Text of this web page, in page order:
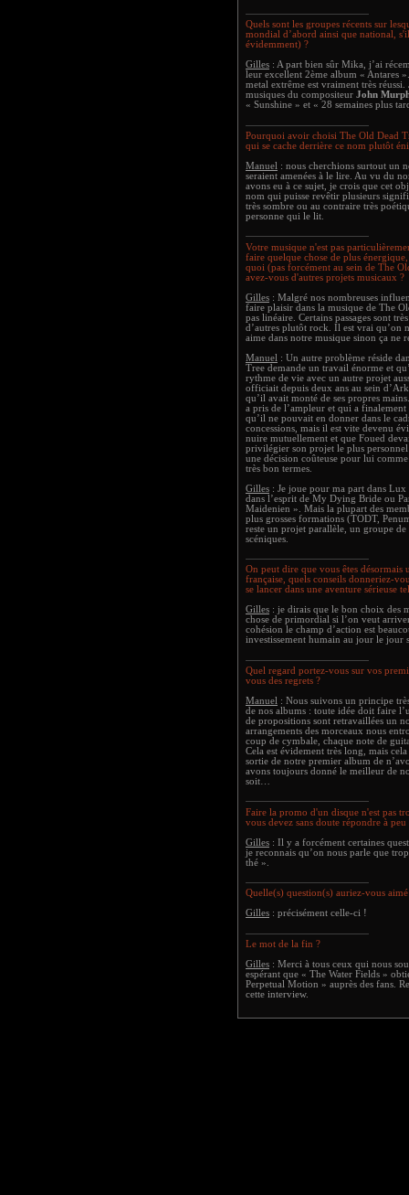
Quels sont les groupes récents sur
mondial d’abord ainsi que national,
évidemment) ?
Gilles : A part bien sûr Mika, j’ai
leur excellent 2ème album « Antares
metal extrême est vraiment très
musiques du compositeur John
« Sunshine » et « 28 semaines plus
Pourquoi avoir choisi The Old Dead
qui se cache derrière ce nom plutôt
Manuel : nous cherchions surtout un
seraient amenées à le lire. Au vu du
avons eu à ce sujet, je crois que cet
nom qui puisse revêtir plusieurs
très sombre ou au contraire très
personne qui le lit.
Votre musique n'est pas
faire quelque chose de plus
quoi (pas forcément au sein de The
avez-vous d'autres projets musicaux ?
Gilles : Malgré nos nombreuses
faire plaisir dans la musique de The
pas linéaire. Certains passages sont
d’autres plutôt rock. Il est vrai qu’on
aime dans notre musique sinon ça ne
Manuel : Un autre problème réside
Tree demande un travail énorme et
rythme de vie avec un autre projet
officiait depuis deux ans au sein
qu’il avait monté de ses propres
a pris de l’ampleur et qui a
qu’il ne pouvait en donner dans le
concessions, mais il est vite devenu
nuire mutuellement et que Foued
privilégier son projet le plus
une décision coûteuse pour lui
très bon termes.
Gilles : Je joue pour ma part dans
dans l’esprit de My Dying Bride ou
Maidenien ». Mais la plupart des
plus grosses formations (TODT,
reste un projet parallèle, un groupe
scéniques.
On peut dire que vous êtes désormais
française, quels conseils donneriez-
se lancer dans une aventure sérieuse
Gilles : je dirais que le bon choix des
chose de primordial si l’on veut
cohésion le champ d’action est
investissement humain au jour le jour
Quel regard portez-vous sur vos
vous des regrets ?
Manuel : Nous suivons un principe
de nos albums : toute idée doit faire
de propositions sont retravaillées un
arrangements des morceaux nous
coup de cymbale, chaque note de
Cela est évidement très long, mais
sortie de notre premier album de
avons toujours donné le meilleur de
soit…
Faire la promo d'un disque n'est pas
vous devez sans doute répondre à
Gilles : Il y a forcément certaines
je reconnais qu’on nous parle que
thé ».
Quelle(s) question(s) auriez-vous
Gilles : précisément celle-ci !
Le mot de la fin ?
Gilles : Merci à tous ceux qui nous
espérant que « The Water Fields »
Perpetual Motion » auprès des fans.
cette interview.